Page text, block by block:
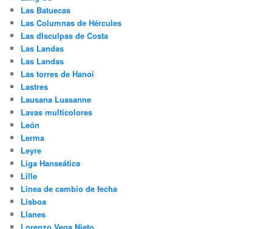
Las Batuecas
Las Columnas de Hércules
Las dIsculpas de Costa
Las Landas
Las Landas
Las torres de Hanoi
Lastres
Lausana Luasanne
Lavas multicolores
León
Lerma
Leyre
Liga Hanseática
Lille
Línea de cambio de fecha
Lisboa
Llanes